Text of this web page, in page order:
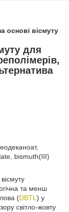
основі вісмуту
для
bismuth(III)
та менш
(DBTL) у
світло-жовту